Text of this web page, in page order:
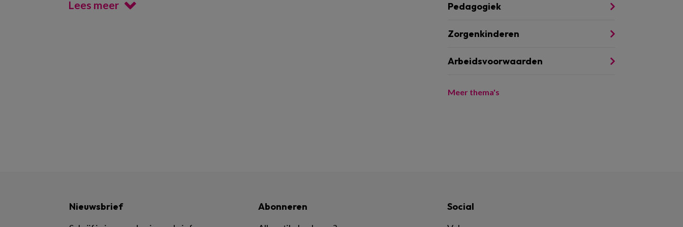
Lees meer Pedagogiek
Zorgenkinderen
Arbeidsvoorwaarden
Meer thema's
Nieuwsbrief Abonneren Social